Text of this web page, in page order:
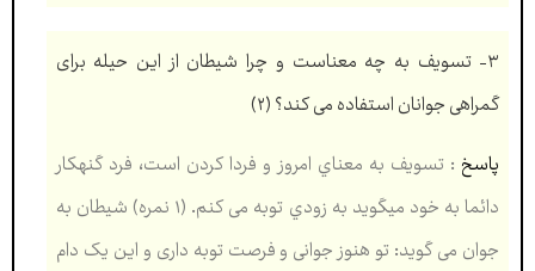
۳- تسویف به چه معناست و چرا شیطان از این حیله برای
گمراهی جوانان استفاده می کند؟(۲)
پاسخ : تسویف به معناي امروز و فردا کردن است، فرد گنهکار
دائما به خود میگوید به زودي توبه می کنم. (۱ نمره) شیطان به
جوان می گوید: تو هنوز جوانی و فرصت توبه داری و این یک دام